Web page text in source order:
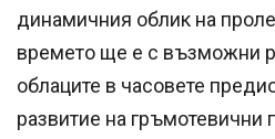
динамичния облик на
времето ще е с възможни
облаците в часовете
развитие на гръмотевични